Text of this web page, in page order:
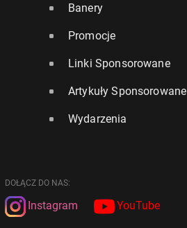
Banery
Promocje
Linki Sponsorowane
Artykuły Sponsorowane
Wydarzenia
DOŁĄCZ DO NAS:
Instagram YouTube